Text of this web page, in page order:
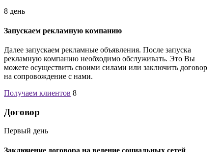
8 день
Запускаем рекламную компанию
Далее запускаем рекламные объявления. После запуска
рекламную компанию необходимо обслуживать. Это Вы
можете осуществить своими силами или заключить договор
на сопровождение с нами.
Получаем клиентов 8
Договор
Первый день
Заключение договора на ведение социальных сетей